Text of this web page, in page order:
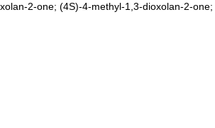
2-one; (4S)-4-methyl-1,3-dioxolan-2-